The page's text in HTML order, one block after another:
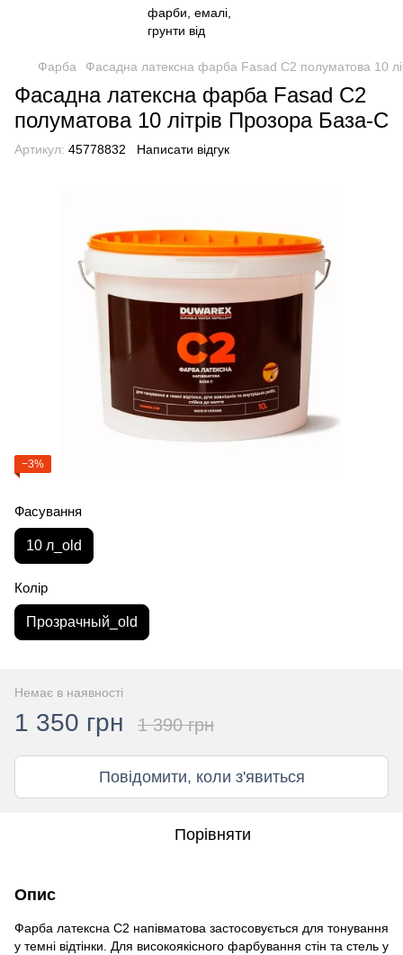
Фарба Фасадна латексна фарба Fasad С2 полуматова 10
Фасадна латексна фарба Fasad С2
полуматова 10 літрів Прозора База-С
Артикул: 45778832 Написати відгук
−3%
Фасування
10 л_old
Колір
Прозрачный_old
Немає в наявності
1 350 грн 1 390 грн
Повідомити, коли з'явиться
Порівняти
Опис
Фарба латексна С2 напівматова застосовується для тонування
у темні відтінки. Для високоякісного фарбування стін та стель у